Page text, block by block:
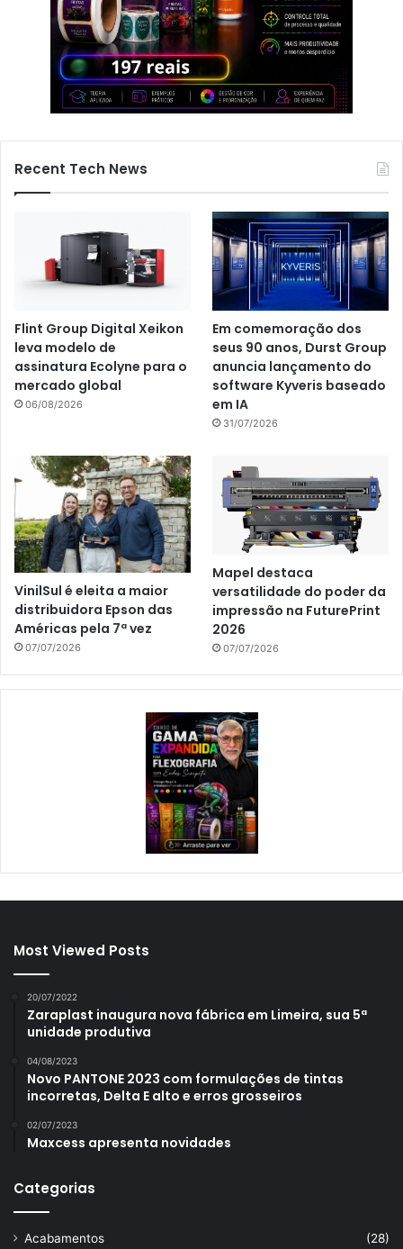
Recent Tech News
Flint Group Digital Xeikon
leva modelo de
assinatura Ecolyne para o
mercado global
06/08/2026
Em comemoração dos
seus 90 anos, Durst Group
anuncia lançamento do
software Kyveris baseado
em IA
31/07/2026
VinilSul é eleita a maior
distribuidora Epson das
Américas pela 7ª vez
07/07/2026
Mapel destaca
versatilidade do poder da
impressão na FuturePrint
2026
07/07/2026
Most Viewed Posts
20/07/2022
Zaraplast inaugura nova fábrica em Limeira, sua 5ª
unidade produtiva
04/08/2023
Novo PANTONE 2023 com formulações de tintas
incorretas, Delta E alto e erros grosseiros
02/07/2023
Maxcess apresenta novidades
Categorias
Acabamentos
(28)